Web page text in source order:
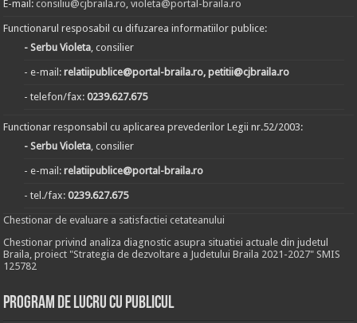
E-mail:consiliu@cjbraila.ro,violeta@portal-braila.ro
Functionarul resposabil cu difuzarea informatiilor publice:
- Serbu Violeta, consilier
- e-mail:relatiipublice@portal-braila.ro, petitii@cjbraila.ro
- telefon/fax:0239.627.675
Functionar responsabil cu aplicarea prevederilor Legii nr.52/2003:
- Serbu Violeta, consilier
- e-mail:relatiipublice@portal-braila.ro
- tel./fax:0239.627.675
Chestionar de evaluare a satisfactiei cetateanului
Chestionar privind analiza diagnostic asupra situatiei actuale din judetul
Braila, proiect "Strategia de dezvoltare a Judetului Braila 2021-2027" SMIS
125782
Program de lucru cu publicul